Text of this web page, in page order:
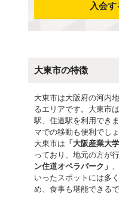
入会す
大東市の特徴
大東市は大阪府の河内
るエリアです。大東市
駅、住道駅を利用でき
マでの移動も便利でしょ
大東市は 「大阪産業大学
っており、地元の方が
ン住道オペラパーク」
いったスポットには多
め、食事も堪能できるで